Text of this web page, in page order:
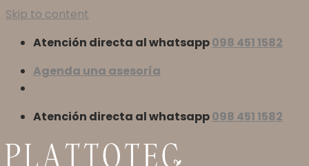
Skip to content
Atención directa al whatsapp098 451 1582
Agenda una asesoría
Atención directa al whatsapp098 451 1582